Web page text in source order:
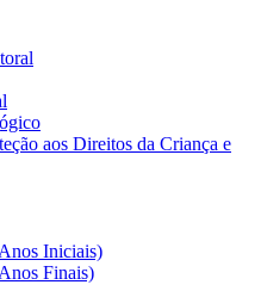
aos Direitos da Criança e
Iniciais)
Finais)